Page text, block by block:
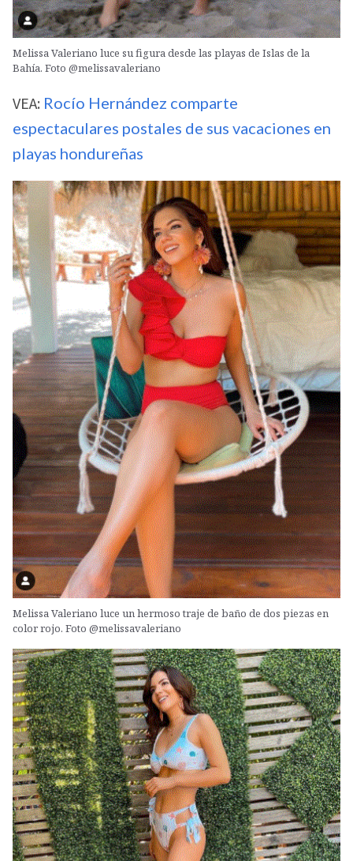
Melissa Valeriano luce su figura desde las playas de Islas de la
Bahía. Foto @melissavaleriano
VEA: Rocío Hernández comparte
espectaculares postales de sus vacaciones en
playas hondureñas
Melissa Valeriano luce un hermoso traje de baño de dos piezas en
color rojo. Foto @melissavaleriano